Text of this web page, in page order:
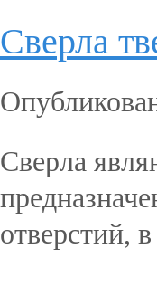
Сверла
Сверла
отверстий,